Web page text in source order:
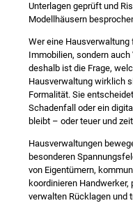
Unterlagen geprüft und
Modellhäusern
Wer eine
Immobilien, sondern
deshalb ist die Frage,
Hausverwaltung wirklich
Formalität. Sie
Schadenfall oder ein
bleibt – oder teuer und
Hausverwaltungen
besonderen
von Eigentümern,
koordinieren Handwerker,
verwalten Rücklagen und